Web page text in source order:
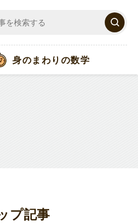
身のまわりの数学
プ記事